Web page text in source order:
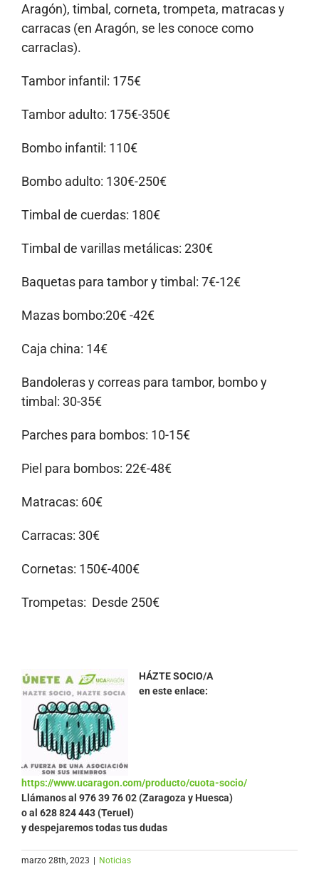
Aragón), timbal, corneta, trompeta, matracas y
carracas (en Aragón, se les conoce como
carraclas).
Tambor infantil: 175€
Tambor adulto: 175€-350€
Bombo infantil: 110€
Bombo adulto: 130€-250€
Timbal de cuerdas: 180€
Timbal de varillas metálicas: 230€
Baquetas para tambor y timbal: 7€-12€
Mazas bombo:20€ -42€
Caja china: 14€
Bandoleras y correas para tambor, bombo y
timbal: 30-35€
Parches para bombos: 10-15€
Piel para bombos: 22€-48€
Matracas: 60€
Carracas: 30€
Cornetas: 150€-400€
Trompetas: Desde 250€
HÁZTE SOCIO/A
en este enlace:
https://www.ucaragon.com/producto/cuota-socio/
Llámanos al 976 39 76 02 (Zaragoza y Huesca)
o al 628 824 443 (Teruel)
y despejaremos todas tus dudas
marzo 28th, 2023 | Noticias